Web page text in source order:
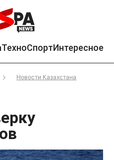
ТехноСпортИнтересное
Новости Казахстана